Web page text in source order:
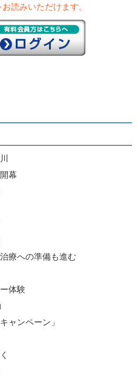
読みいただけます。
幕
療への準備も進む
体験
ャンペーン」